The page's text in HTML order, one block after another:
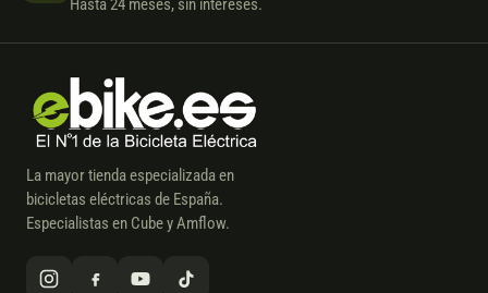
Hasta 24 meses, sin intereses.
La mayor tienda especializada en
bicicletas eléctricas de España.
Especialistas en Cube y Amflow.